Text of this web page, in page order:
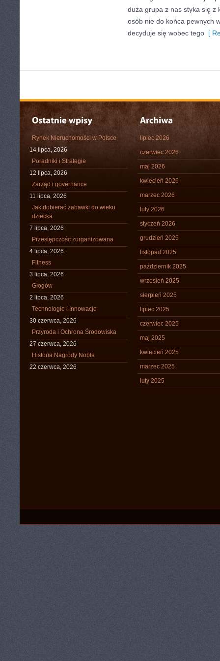
duża grupa z nas styka się z
osób nie do końca pewnych
decyduje się wobec tego [
Rynek Nieruchomości w Polsce
14 lipca, 2026
Poradniki i Strategie
12 lipca, 2026
Zarząd i governance
11 lipca, 2026
Jak dobierać zabawki do wieku
dziecka
7 lipca, 2026
Przestępczośc zorganizowana
4 lipca, 2026
Fitness
3 lipca, 2026
Głogów
2 lipca, 2026
Technologie i Innowacje
30 czerwca, 2026
Przyroda i Ochrona Środowiska
27 czerwca, 2026
Historia Nagrody Nobla
22 czerwca, 2026
lipiec 2026
czerwiec 2026
maj 2026
kwiecień 2026
marzec 2026
luty 2026
styczeń 2026
grudzień 2025
listopad 2025
październik 2025
wrzesień 2025
sierpień 2025
lipiec 2025
czerwiec 2025
maj 2025
kwiecień 2025
marzec 2025
luty 2025